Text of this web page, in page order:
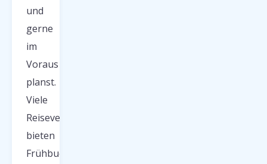
und
gerne
im
Voraus
planst.
Viele
Reiseveranstalter
bieten
Frühbucherrabatte